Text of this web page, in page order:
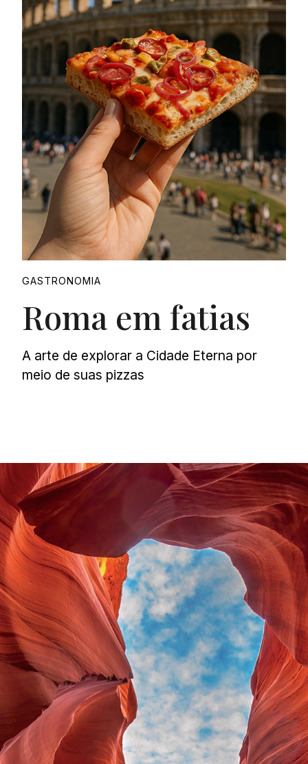
Proudly
GASTRONOMIA
Roma em fatias
A arte de explorar a Cidade Eterna por
meio de suas pizzas